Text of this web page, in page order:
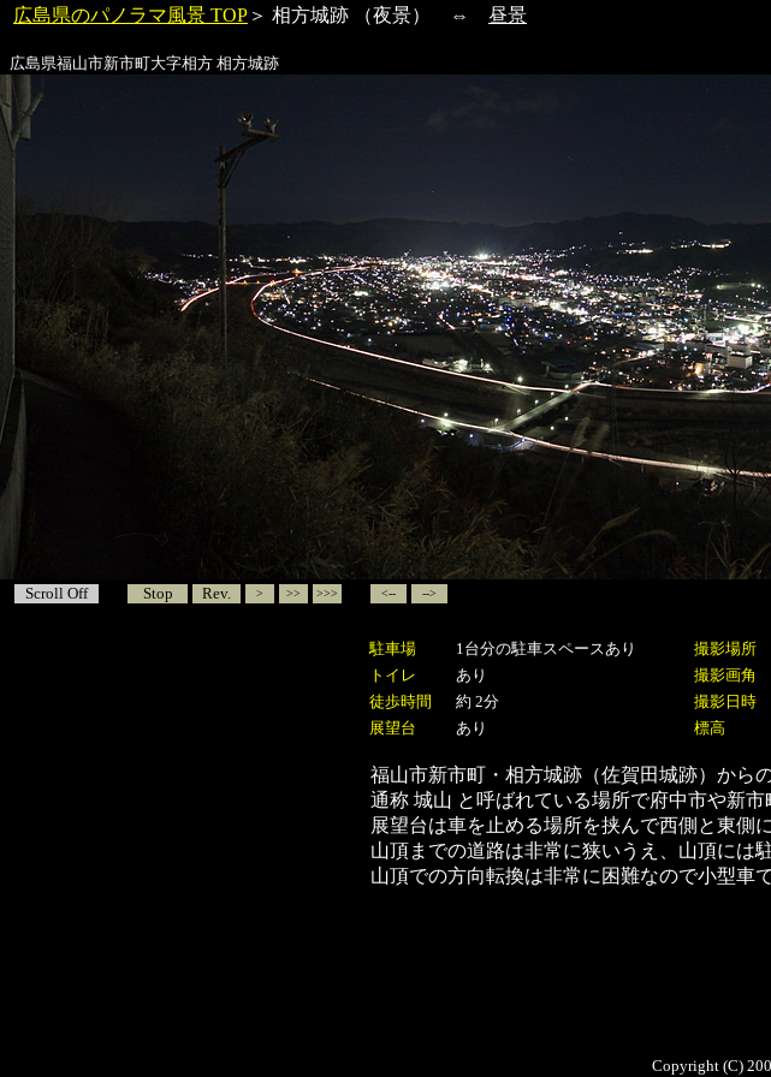
広島県のパノラマ風景 TOP ＞ 相方城跡 （夜景） ⇔ 昼景
広島県福山市新市町大字相方 相方城跡
Scroll Off Stop Rev. > >> >>> <-- -->
駐車場 1台分の駐車スペースあり 撮影場所
トイレ
あり 撮影画角
徒歩時間
約 2分 撮影日時
展望台
あり 標高
福山市新市町・相方城跡（佐賀田城跡）から
通称 城山 と呼ばれている場所で府中市や新
展望台は車を止める場所を挟んで西側と東側
山頂までの道路は非常に狭いうえ、山頂には
山頂での方向転換は非常に困難なので小型車
Copyright (C)